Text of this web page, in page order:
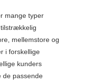
mange typer
mellemstore og
i forskellige
kunders
de passende